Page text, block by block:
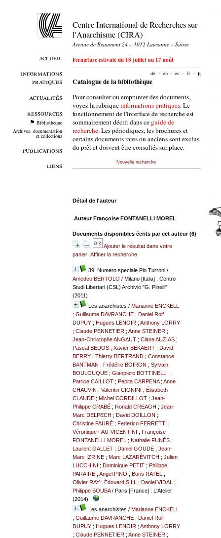
accueil
informations
pratiques
actualités
ressources
Bibliothèque
Archives, documentation
et collections
publications
liens
Centre International de Recherches sur
l'Anarchisme (CIRA)
Avenue de Beaumont 24 – 1012 Lausanne – Suisse
Fermeture estivale du 18 juillet au 17 août
de – en – es – fr – it
Catalogue de la bibliothèque
Pour consulter ou emprunter des documents,
voyez la rubriqueinformations pratiques. Le
fonctionnement de l'interface de recherche est
sommairement décrit dans ce guide de
recherche. Les périodiques, les brochures et
certains documents rares ou anciens sont exclus
du prêt et doivent être consultés sur place.
Nouvelle recherche
Détail de l'auteur
Auteur Françoise FONTANELLI MOREL
Documents disponibles écrits par cet auteur (6)
Ajouter le résultat dans votre
panier Affiner la recherche
39. Numero speciale Pio Turroni/
Amedeo BERTOLO / Milano [Italia] : Centro
Studi Libertari (CSL) Archivio "G. Pinelli"
(2011)
Les anarchistes / Marianne ENCKELL
; Guillaume DAVRANCHE; Daniel Rolf
DUPUY; Hugues LENOIR; Anthony LORRY
; Claude PENNETIER; Anne STEINER;
Jean-Christophe ANGAUT; Claire AUZIAS;
Pascal BEDOS; Xavier BEKAERT; David
BERRY; Thierry BERTRAND; Constance
BANTMAN ; Frédéric BOIRON ; Sylvain
BOULOUQUE; Gianpiero BOTTINELLI ;
Patrice CAILLOT; Pepita CARPENA; Anne
CHAUVIN ; Valentin CIONINI ; Élisabeth
CLAUDE; Michel CORDILLOT; Jean-
Philippe CRABÉ; Ronald CREAGH ; Jean-
Marc DELPECH ; David DOILLON ;
Christine FAURÉ; Federico FERRETTI ;
Véronique FAU-VICENTINI ; Françoise
FONTANELLI MOREL
; Nathalie FUNÈS;
Laurent GALLET; Daniel GOUDE; Jean-
Marc IZRINE; Marc LAZARÉVITCH ; Julien
LUCCHINI ; Dominique PETIT; Philippe
PARAIRE; Angel PINO ; Boris RATEL
;
Olivier RAY; Édouard SILL ; Daniel VIDAL
;
Philippe BOUBA/ Paris [France] : L'Atelier
(2014)
Les anarchistes / Marianne ENCKELL
; Guillaume DAVRANCHE; Daniel Rolf
DUPUY; Hugues LENOIR; Anthony LORRY
; Claude PENNETIER; Anne STEINER;